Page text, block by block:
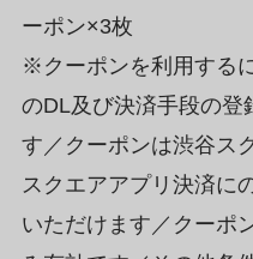
ーポン×3枚
※クーポンを利用する
のDL及び決済手段の登
す／クーポンは渋谷ス
スクエアアプリ決済に
いただけます／クーポ